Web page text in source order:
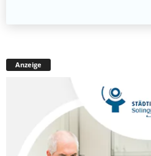
Anzeige